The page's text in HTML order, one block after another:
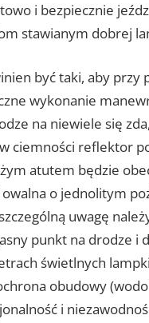
i bezpiecznie
stawianym dobrej
być taki, aby przy
wykonanie
na niewiele się
ciemności reflektor
atutem będzie
owalna o jednolitym
uwagę
punkt na drodze i
świetlnych
obudowy
i